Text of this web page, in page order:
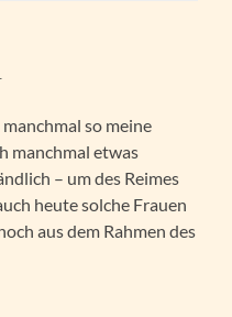
so meine
manchmal etwas
– um des Reimes
heute solche Frauen
aus dem Rahmen des